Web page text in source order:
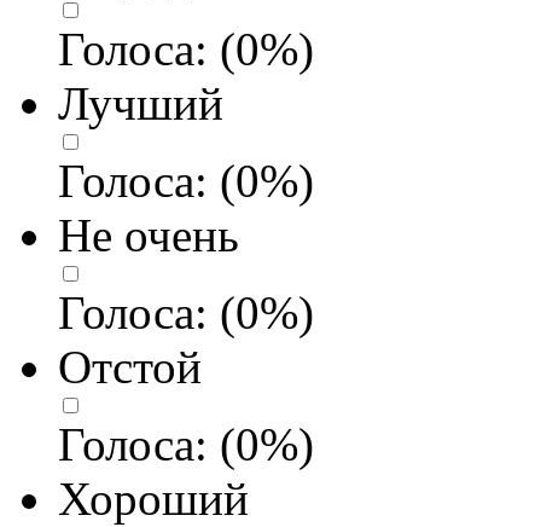
Голоса: (0%)
Лучший
Голоса: (0%)
Не очень
Голоса: (0%)
Отстой
Голоса: (0%)
Хороший